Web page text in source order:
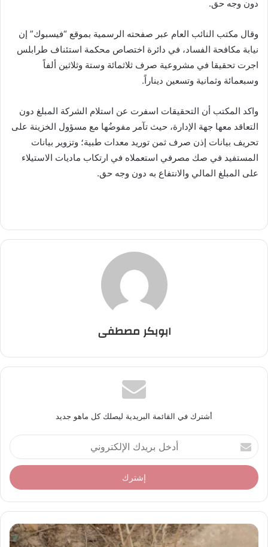
دون وجه حق.
وقال مكتب النائب العام عبر صفحته الرسمية بموقع “فيسبوك” إن
نيابة مكافحة الفساد، في دائرة اختصاص محكمة استئناف طرابلس
اجرت تحقيقا في مشروعية صرف ثلاثمائة وستة وثلاثين ألفاً
وسبعمائة وثمانية وتسعين ديناراً.
واكد المكتب أن التحقيقات اسفرت عن استلام الشركة المبلغ دون
التعاقد معها جهة الإدارة، حيث تآمر مفوضُها مع مسؤول الخزينة على
تحريف بيانات إذن صرف ثمن توريد معدات طبية؛ وتزوير بيانات
المستفيد في صك مصرفي استعملاه في ارتكاب ماديات الاستيلاء
على المبلغ المالي والانتفاع به دون وجه حق.
ابوبكر مصطفى
أشترك في القائمة البريدية ليصلك كل ماهو جديد
أ
د
خ
ل
ر
د
ك